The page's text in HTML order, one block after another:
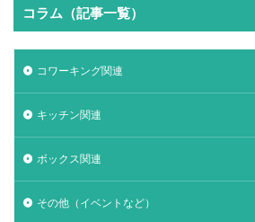
コラム（記事一覧）
コワーキング関連
キッチン関連
ボックス関連
その他（イベントなど）